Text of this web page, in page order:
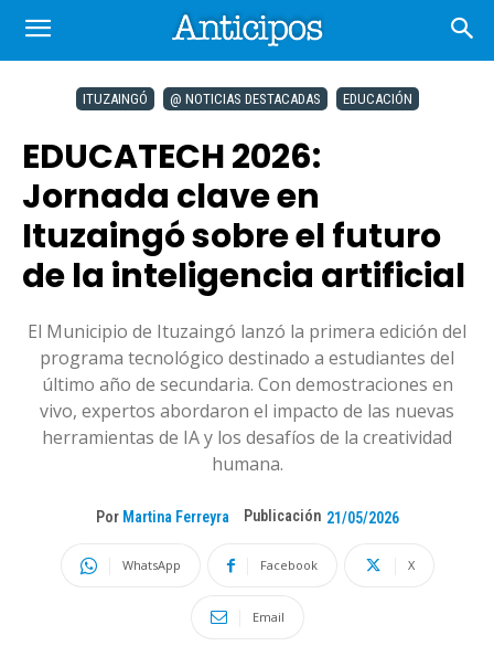
ITUZAINGÓ @ NOTICIAS DESTACADAS EDUCACIÓN
EDUCATECH 2026:
Jornada clave en
Ituzaingó sobre el futuro
de la inteligencia artificial
El Municipio de Ituzaingó lanzó la primera edición del
programa tecnológico destinado a estudiantes del
último año de secundaria. Con demostraciones en
vivo, expertos abordaron el impacto de las nuevas
herramientas de IA y los desafíos de la creatividad
humana.
Por Martina Ferreyra Publicación 21/05/2026
WhatsApp Facebook X
Email